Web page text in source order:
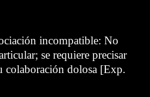
incompatible: No
se requiere precisar
colaboración dolosa [Exp.